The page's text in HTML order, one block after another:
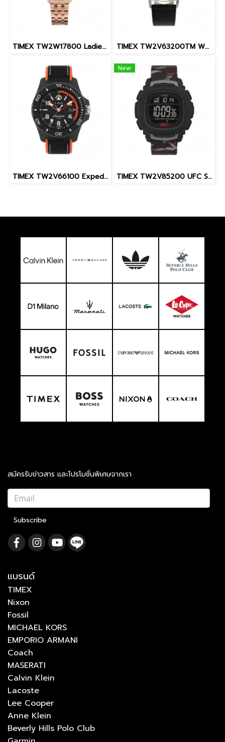
TIMEX TW2W17800 Ladies นาฬิกาข้อมือผู้หญิง สายสแตนเลส สีโรสโกลด์ หน้าปัด 36 มม. TIMEX TW2V63200TM W22 PEANUTS MARLIN SNOOPY
TIMEX TW2V66100 Expedition North® Freedive Ocea นาฬิกาข้อมือผู้ชาย สายผลิตจากวัสดุใต้ทะเลลึก สีดำ/ส้ม หน้าปัด 46 มม.
New
TIMEX TW2V85200 UFC Street Shock XL Fight Week นาฬิกาข้อมือผู้ชาย สายซิลิโคน สีดำ หน้าปัด 45 มม.
สมัครรับข่าวสาร และโปรโมชั่นพิเศษจากเรา
Subscribe
แบรนด์
TIMEX
Nixon
Fossil
MICHAEL KORS
EMPORIO ARMANI
Coach
MASERATI
Calvin Klein
Lacoste
Lee Cooper
Anne Klein
Beverly Hills Polo Club